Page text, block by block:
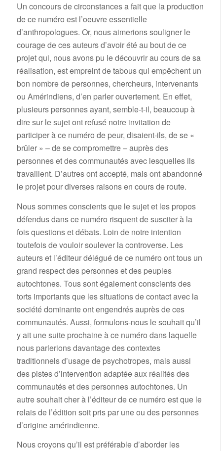
Un concours de circonstances a fait que la production
de ce numéro est l’oeuvre essentielle
d’anthropologues. Or, nous aimerions souligner le
courage de ces auteurs d’avoir été au bout de ce
projet qui, nous avons pu le découvrir au cours de sa
réalisation, est empreint de tabous qui empêchent un
bon nombre de personnes, chercheurs, intervenants
ou Amérindiens, d’en parler ouvertement. En effet,
plusieurs personnes ayant, semble-t-il, beaucoup à
dire sur le sujet ont refusé notre invitation de
participer à ce numéro de peur, disaient-ils, de se «
brûler » – de se compromettre – auprès des
personnes et des communautés avec lesquelles ils
travaillent. D’autres ont accepté, mais ont abandonné
le projet pour diverses raisons en cours de route.
Nous sommes conscients que le sujet et les propos
défendus dans ce numéro risquent de susciter à la
fois questions et débats. Loin de notre intention
toutefois de vouloir soulever la controverse. Les
auteurs et l’éditeur délégué de ce numéro ont tous un
grand respect des personnes et des peuples
autochtones. Tous sont également conscients des
torts importants que les situations de contact avec la
société dominante ont engendrés auprès de ces
communautés. Aussi, formulons-nous le souhait qu’il
y ait une suite prochaine à ce numéro dans laquelle
nous parlerions davantage des contextes
traditionnels d’usage de psychotropes, mais aussi
des pistes d’intervention adaptée aux réalités des
communautés et des personnes autochtones. Un
autre souhait cher à l’éditeur de ce numéro est que le
relais de l’édition soit pris par une ou des personnes
d’origine amérindienne.
Nous croyons qu’il est préférable d’aborder les